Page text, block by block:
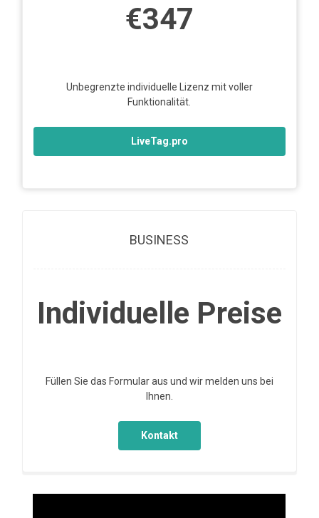
€347
Unbegrenzte individuelle Lizenz mit voller
Funktionalität.
LiveTag.pro
BUSINESS
Individuelle Preise
Füllen Sie das Formular aus und wir melden uns bei
Ihnen.
Kontakt